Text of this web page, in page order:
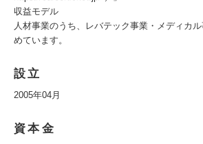
収益モデル
人材事業のうち、レバテック事業・メディカ
めています。
設立
2005年04月
資本金